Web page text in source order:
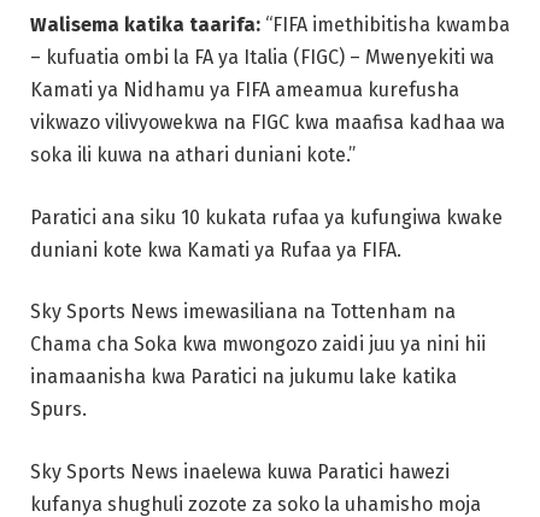
Walisema katika taarifa: “FIFA imethibitisha kwamba
– kufuatia ombi la FA ya Italia (FIGC) – Mwenyekiti wa
Kamati ya Nidhamu ya FIFA ameamua kurefusha
vikwazo vilivyowekwa na FIGC kwa maafisa kadhaa wa
soka ili kuwa na athari duniani kote.”
Paratici ana siku 10 kukata rufaa ya kufungiwa kwake
duniani kote kwa Kamati ya Rufaa ya FIFA.
Sky Sports News imewasiliana na Tottenham na
Chama cha Soka kwa mwongozo zaidi juu ya nini hii
inamaanisha kwa Paratici na jukumu lake katika
Spurs.
Sky Sports News inaelewa kuwa Paratici hawezi
kufanya shughuli zozote za soko la uhamisho moja